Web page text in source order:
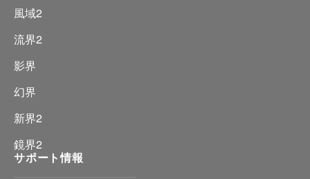
風域2
流界2
影界
幻界
新界2
鏡界2
サポート情報